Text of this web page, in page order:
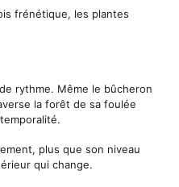
frénétique, les plantes
rythme. Même le bûcheron
la forêt de sa foulée
plus que son niveau
qui change.